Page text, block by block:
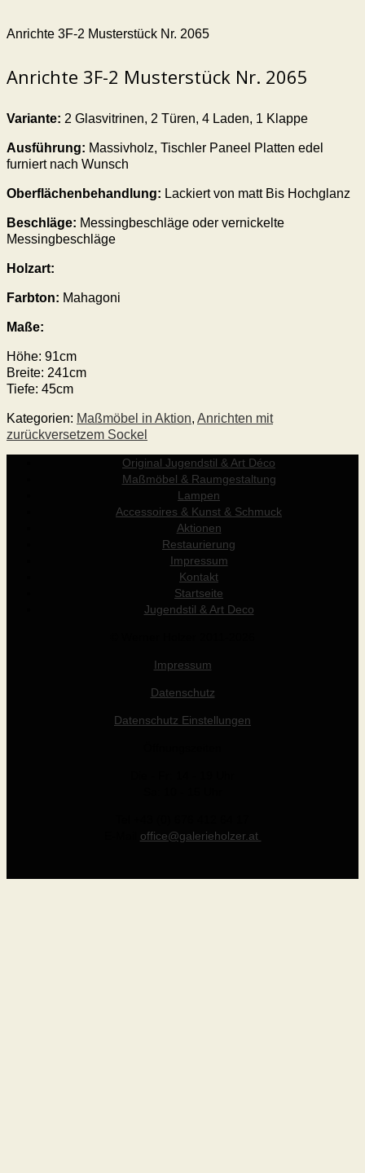
Anrichte 3F-2 Musterstück Nr. 2065
Anrichte 3F-2 Musterstück Nr. 2065
Variante: 2 Glasvitrinen, 2 Türen, 4 Laden, 1 Klappe
Ausführung: Massivholz, Tischler Paneel Platten edel
furniert nach Wunsch
Oberflächenbehandlung: Lackiert von matt Bis Hochglanz
Beschläge: Messingbeschläge oder vernickelte
Messingbeschläge
Holzart:
Farbton: Mahagoni
Maße:
Höhe: 91cm
Breite: 241cm
Tiefe: 45cm
Kategorien: Maßmöbel in Aktion, Anrichten mit
zurückversetzem Sockel
Original Jugendstil & Art Déco
Maßmöbel & Raumgestaltung
Lampen
Accessoires & Kunst & Schmuck
Aktionen
Restaurierung
Impressum
Kontakt
Startseite
Jugendstil & Art Deco
Impressum
Datenschutz
Datenschutz Einstellungen
office@galerieholzer.at